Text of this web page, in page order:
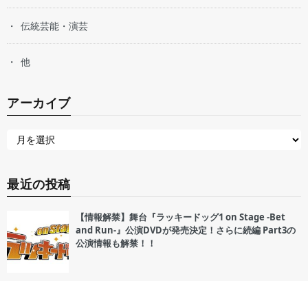
伝統芸能・演芸
他
アーカイブ
最近の投稿
【情報解禁】舞台『ラッキードッグ1 on Stage -Bet
and Run-』公演DVDが発売決定！さらに続編 Part3の
公演情報も解禁！！